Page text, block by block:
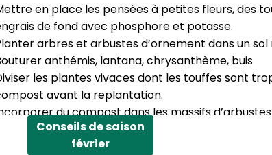
en place les pensées à petites fleurs, des
de fond avec phosphore et potasse.
arbres et arbustes d’ornement dans un sol
anthémis, lantana, chrysanthème, buis
les plantes vivaces dont les touffes sont
avant la replantation.
du compost dans les massifs
Tailler les arbustes qui ont fleuri cet été.
Inspectez les dahlias, glaïeuls et autres bulbes
Conseils de saison
février